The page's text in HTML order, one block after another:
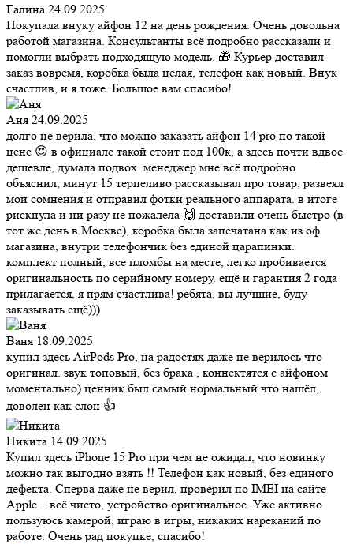
Галина 24.09.2025
Покупала внуку айфон 12 на день рождения. Очень довольна
работой магазина. Консультанты всё подробно рассказали и
помогли выбрать подходящую модель. 🎁 Курьер доставил
заказ вовремя, коробка была целая, телефон как новый. Внук
счастлив, и я тоже. Большое вам спасибо!
Аня 24.09.2025
долго не верила, что можно заказать айфон 14 pro по такой
цене 😍 в официале такой стоит под 100к, а здесь почти вдвое
дешевле, думала подвох. менеджер мне всё подробно
объяснил, минут 15 терпеливо рассказывал про товар, развеял
мои сомнения и отправил фотки реального аппарата. в итоге
рискнула и ни разу не пожалела 🙌 доставили очень быстро (в
тот же день в Москве), коробка была запечатана как из оф
магазина, внутри телефончик без единой царапинки.
комплект полный, все пломбы на месте, легко пробивается
оригинальность по серийному номеру. ещё и гарантия 2 года
прилагается, я прям счастлива! ребята, вы лучшие, буду
заказывать ещё)))
Ваня 18.09.2025
купил здесь AirPods Pro, на радостях даже не верилось что
оригинал. звук топовый, без брака , коннектятся с айфоном
моментально) ценник был самый нормальный что нашёл,
доволен как слон 👍
Никита 14.09.2025
Купил здесь iPhone 15 Pro при чем не ожидал, что новинку
можно так выгодно взять !! Телефон как новый, без единого
дефекта. Сперва даже не верил, проверил по IMEI на сайте
Apple – всё чисто, устройство оригинальное. Уже активно
пользуюсь камерой, играю в игры, никаких нареканий по
работе. Очень рад покупке, спасибо!